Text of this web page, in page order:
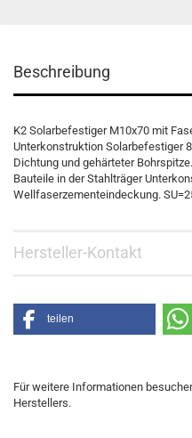
Beschreibung
K2 Solarbefestiger M10x70 mit
Unterkonstruktion Solarbefestiger
Dichtung und gehärteter
Bauteile in der Stahlträger
Wellfaserzementeindeckung.
Hersteller-Kontakt
teilen
Für weitere Informationen
Herstellers.